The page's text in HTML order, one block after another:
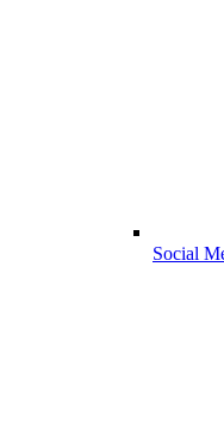
Social